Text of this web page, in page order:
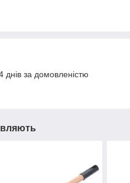
за домовленістю